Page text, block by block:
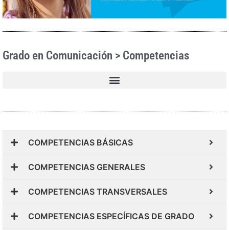
Grado en Comunicación > Competencias
COMPETENCIAS BÁSICAS
COMPETENCIAS GENERALES
COMPETENCIAS TRANSVERSALES
COMPETENCIAS ESPECÍFICAS DE GRADO